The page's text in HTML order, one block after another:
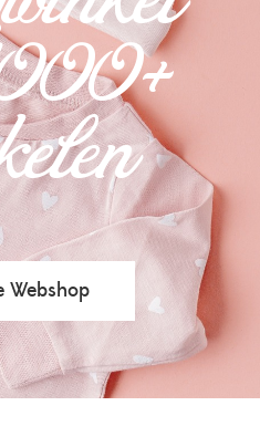
Webshop